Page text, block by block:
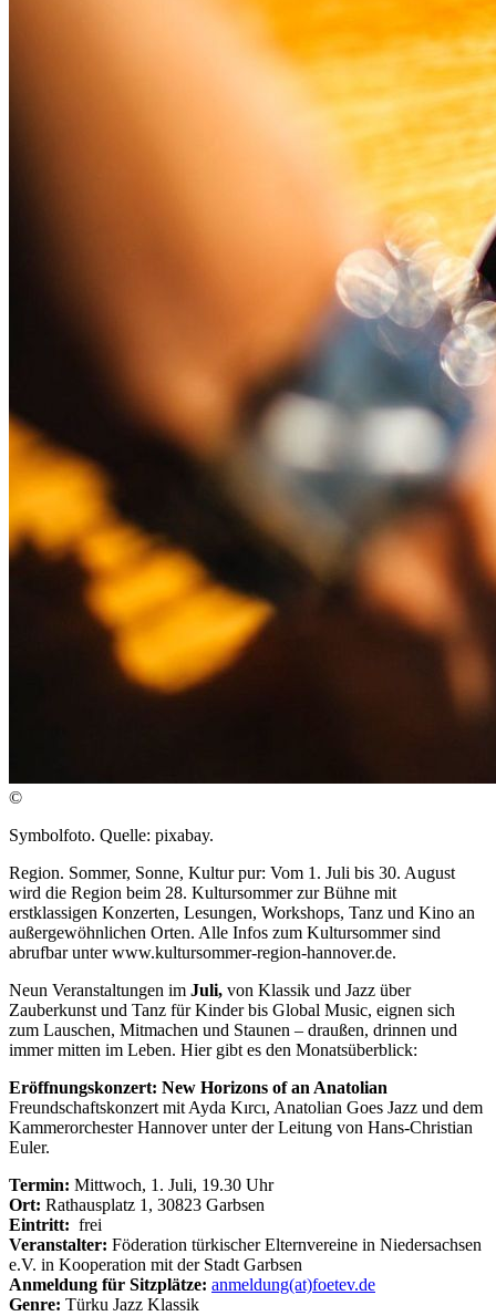
©
Symbolfoto. Quelle: pixabay.
Region. Sommer, Sonne, Kultur pur: Vom 1. Juli bis 30. August
wird die Region beim 28. Kultursommer zur Bühne mit
erstklassigen Konzerten, Lesungen, Workshops, Tanz und Kino an
außergewöhnlichen Orten. Alle Infos zum Kultursommer sind
abrufbar unter www.kultursommer-region-hannover.de.
Neun Veranstaltungen im Juli, von Klassik und Jazz über
Zauberkunst und Tanz für Kinder bis Global Music, eignen sich
zum Lauschen, Mitmachen und Staunen – draußen, drinnen und
immer mitten im Leben. Hier gibt es den Monatsüberblick:
Eröffnungskonzert: New Horizons of an Anatolian
Freundschaftskonzert mit Ayda Kırcı, Anatolian Goes Jazz und dem
Kammerorchester Hannover unter der Leitung von Hans-Christian
Euler.
Termin: Mittwoch, 1. Juli, 19.30 Uhr
Ort: Rathausplatz 1, 30823 Garbsen
Eintritt: frei
Veranstalter: Föderation türkischer Elternvereine in Niedersachsen
e.V. in Kooperation mit der Stadt Garbsen
Anmeldung für Sitzplätze: anmeldung(at)foetev.de
Genre: Türku Jazz Klassik